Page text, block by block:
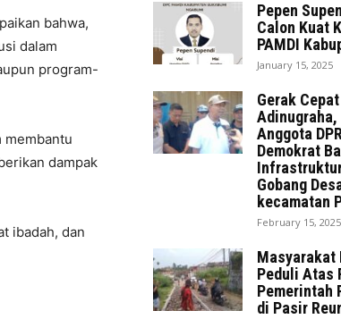
bahwa,
dalam
program-
membantu
dampak
ibadah, dan
Pepen
Calon Kuat
PAMDI
January 15, 2025
Gerak
Anggota
Demokrat
Gobang
kecamatan
February 15, 2025
Masyarakat
Peduli Atas
Pemerintah
di Pasir